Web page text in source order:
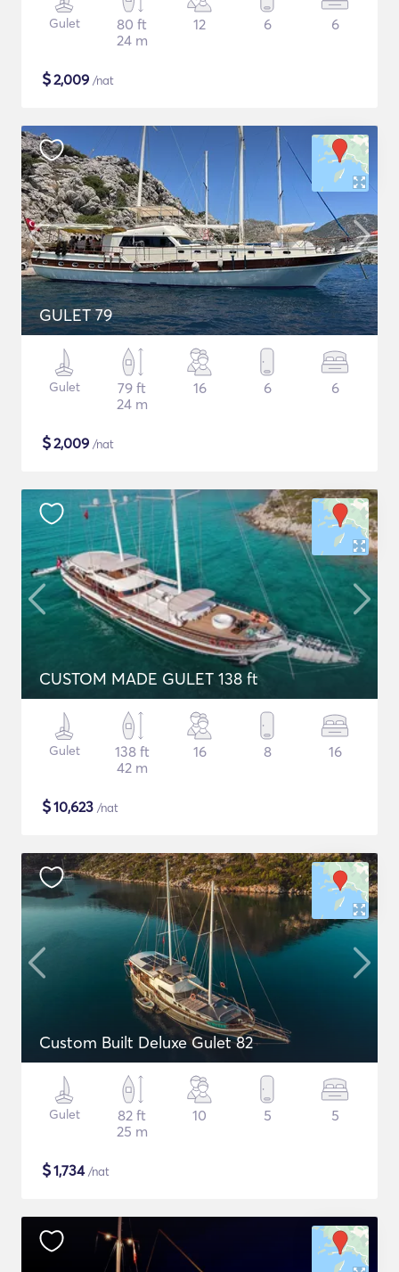
Gulet
80 ft
24 m
12 6 6
$2,009 /nat
GULET 79
Gulet
79 ft
24 m
16 6 6
$2,009 /nat
CUSTOM MADE GULET 138 ft
Gulet
138 ft
42 m
16 8 16
$10,623 /nat
Custom Built Deluxe Gulet 82
Gulet
82 ft
25 m
10 5 5
$1,734/nat